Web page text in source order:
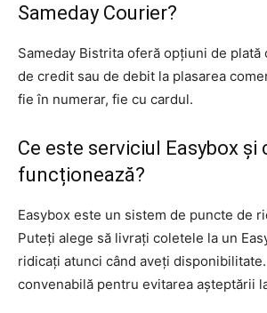
Sameday Courier?
Sameday Bistrita oferă opțiuni de plată
de credit sau de debit la plasarea
fie în numerar, fie cu cardul.
Ce este serviciul Easybox și
funcționează?
Easybox este un sistem de puncte de
Puteți alege să livrați coletele la un
ridicați atunci când aveți
convenabilă pentru evitarea așteptării